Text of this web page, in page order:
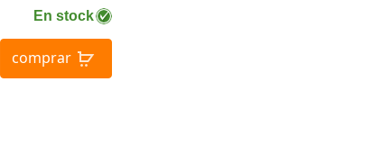
En stock
comprar